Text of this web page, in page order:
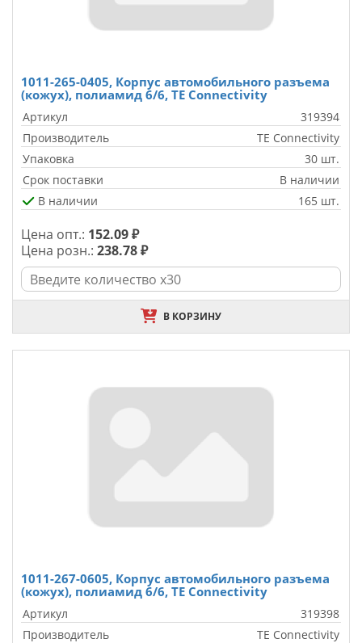
1011-265-0405, Корпус автомобильного разъема
(кожух), полиамид 6/6, TE Connectivity
Артикул
319394
Производитель
TE Connectivity
Упаковка
30 шт.
Срок поставки
В наличии
В наличии
165 шт.
Цена опт.: 152.09 ₽
Цена розн.: 238.78 ₽
В КОРЗИНУ
1011-267-0605, Корпус автомобильного разъема
(кожух), полиамид 6/6, TE Connectivity
Артикул
319398
Производитель
TE Connectivity